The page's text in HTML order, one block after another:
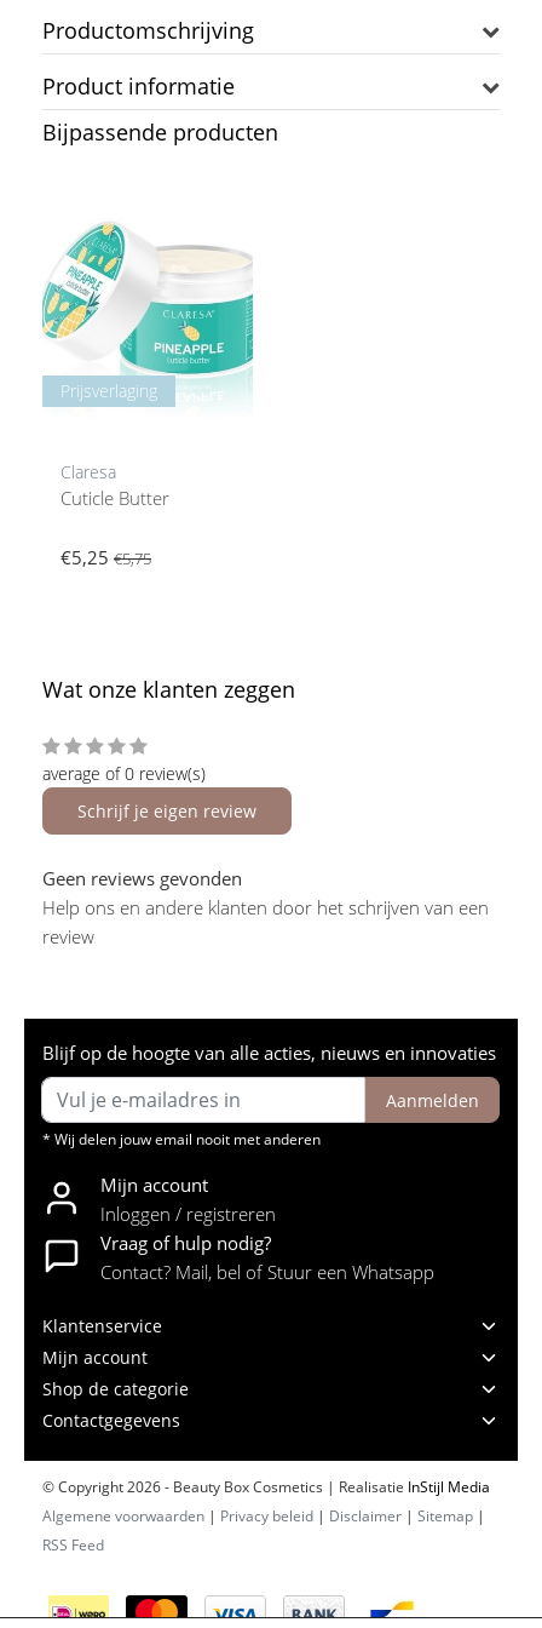
Productomschrijving
Product informatie
Bijpassende producten
Prijsverlaging
Claresa
Cuticle Butter
€5,25 €5,75
Wat onze klanten zeggen
average of 0 review(s)
Schrijf je eigen review
Geen reviews gevonden
Help ons en andere klanten door het schrijven van een
review
Blijf op de hoogte van alle acties, nieuws en innovaties
Aanmelden
* Wij delen jouw email nooit met anderen
Mijn account
Inloggen / registreren
Vraag of hulp nodig?
Contact? Mail, bel of Stuur een Whatsapp
Klantenservice
Mijn account
Shop de categorie
Contactgegevens
© Copyright 2026 - Beauty Box Cosmetics | Realisatie InStijl Media
Algemene voorwaarden | Privacy beleid | Disclaimer | Sitemap |
RSS Feed